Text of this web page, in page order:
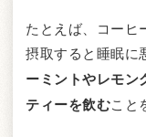
たとえば、コーヒ
摂取すると睡眠に
ーミントやレモン
ティーを飲むこと